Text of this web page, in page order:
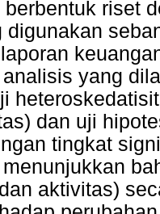
riset
digunakan
analisis yang
dan uji
tingkat
aktivitas)